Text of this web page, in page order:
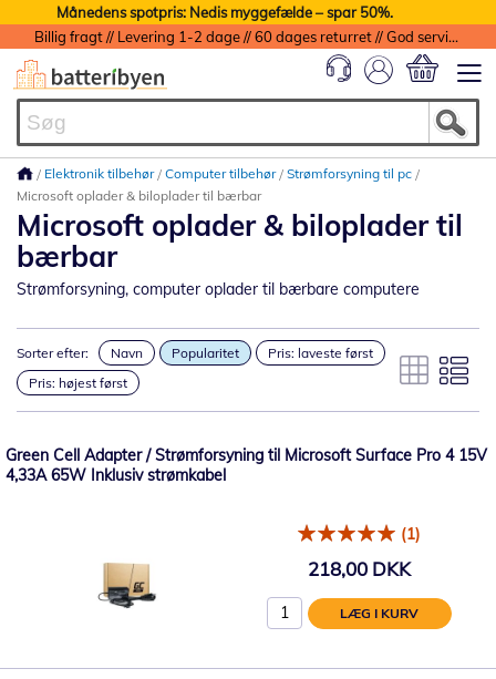
Månedens spotpris: Nedis myggefælde – spar 50%.
Billig fragt // Levering 1-2 dage // 60 dages returret // God service med garanti
Elektronik tilbehør Computer tilbehør Strømforsyning til pc
Microsoft oplader & biloplader til bærbar
Microsoft oplader & biloplader til
bærbar
Strømforsyning, computer oplader til bærbare computere
Sorter efter: Navn Popularitet
Pris: laveste først
Pris: højest først
Green Cell Adapter / Strømforsyning til Microsoft Surface Pro 4 15V
4,33A 65W Inklusiv strømkabel
(1)
218,00 DKK
LÆG I KURV